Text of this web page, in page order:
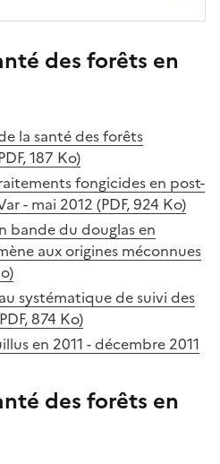
des forêts en
la santé des forêts
187 Ko)
fongicides en post-
- mai 2012 (PDF, 924 Ko)
bande du douglas en
aux origines méconnues
systématique de suivi des
874 Ko)
en 2011 - décembre 2011
des forêts en